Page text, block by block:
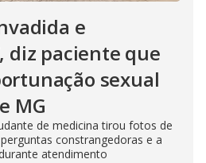
e
diz paciente que
sexual
MG
de medicina tirou fotos de
constrangedoras e a
atendimento